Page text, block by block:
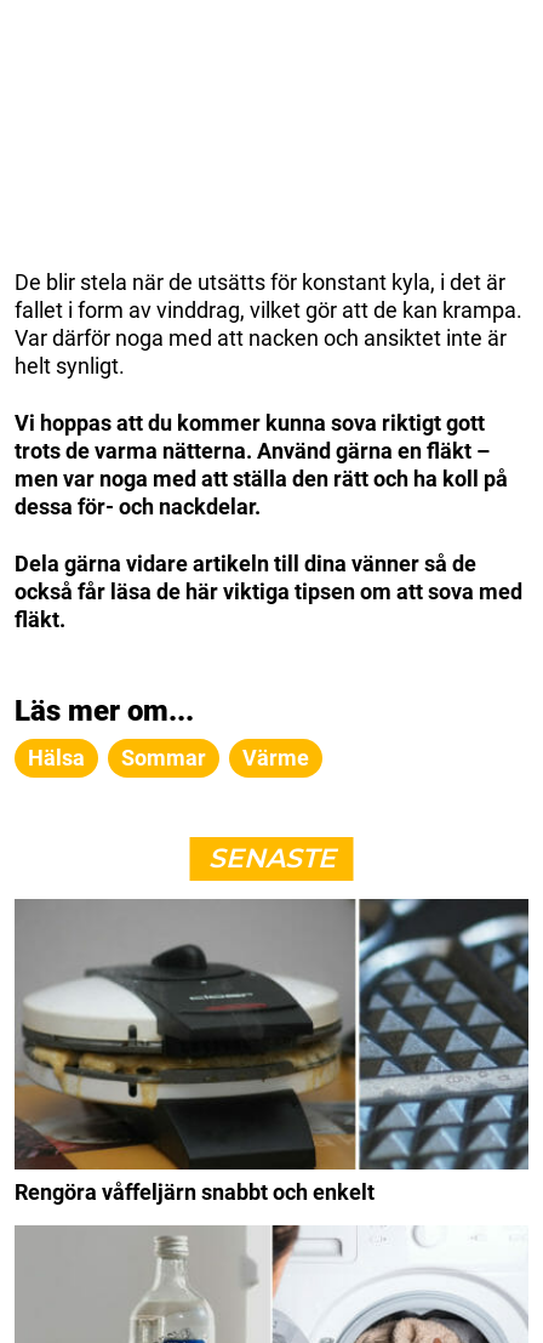
De blir stela när de utsätts för konstant kyla, i det är
fallet i form av vinddrag, vilket gör att de kan krampa.
Var därför noga med att nacken och ansiktet inte är
helt synligt.
Vi hoppas att du kommer kunna sova riktigt gott
trots de varma nätterna. Använd gärna en fläkt –
men var noga med att ställa den rätt och ha koll på
dessa för- och nackdelar.
Dela gärna vidare artikeln till dina vänner så de
också får läsa de här viktiga tipsen om att sova med
fläkt.
Läs mer om...
Hälsa Sommar Värme
SENASTE
Rengöra våffeljärn snabbt och enkelt